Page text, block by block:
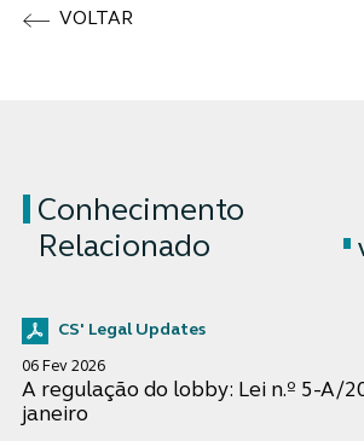
VOLTAR
Conhecimento
Relacionado
CS' Legal Updates
06 Fev 2026
A regulação do lobby: Lei n.º 5-A/
janeiro